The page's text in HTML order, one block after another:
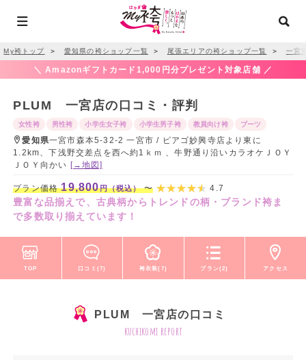
My袴トップ ＞ 愛知県の袴ショップ一覧 ＞ 尾張エリアの袴ショップ一覧 ＞ 一宮
＼ Amazonギフトカード1,000円分プレゼント対象店舗 ／
PLUM 一宮店の口コミ・評判
女性袴 男性袴 小学生女子袴 小学生男子袴 教員向け袴 ブーツ
愛知県一宮市森本5-32-2 一宮市 / ピアゴ妙興寺店より東に
1.2km、下浅野交差点を西へ約1ｋｍ 、牛野通り沿いカラオケＪＯＹ
ＪＯＹ向かい [→地図]
プラン価格19,800円（税込）〜 4.7
豊富な品揃えで、古典柄からトレンドの柄・ブランド袴ま
で多数取り揃えています！
TOP 口コミ(7) 袴衣装(7) プラン(2) アクセス
PLUM 一宮店の口コミ
kuchikomi report